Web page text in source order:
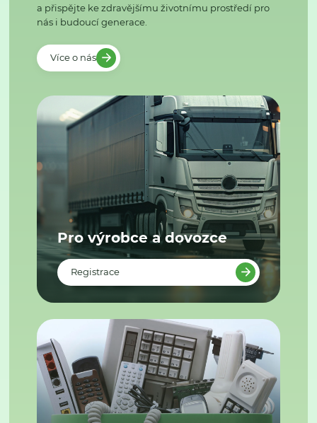
a přispějte ke zdravějšímu životnímu prostředí pro
nás i budoucí generace.
Více o nás
Pro výrobce a dovozce
Registrace